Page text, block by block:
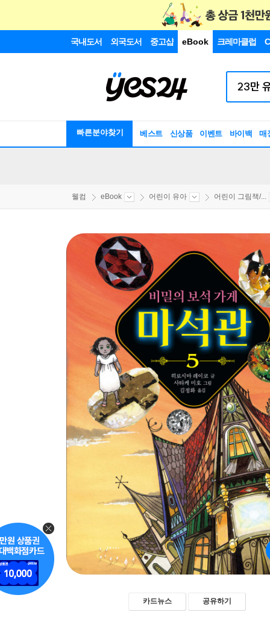
국내도서 외국도서 중고샵 eBook 크레마클럽
빠른분야찾기 베스트 신상품 이벤트 바이백 매
웰컴 eBook 어린이 유아 어린이 그림책/...
카드뉴스 공유하기